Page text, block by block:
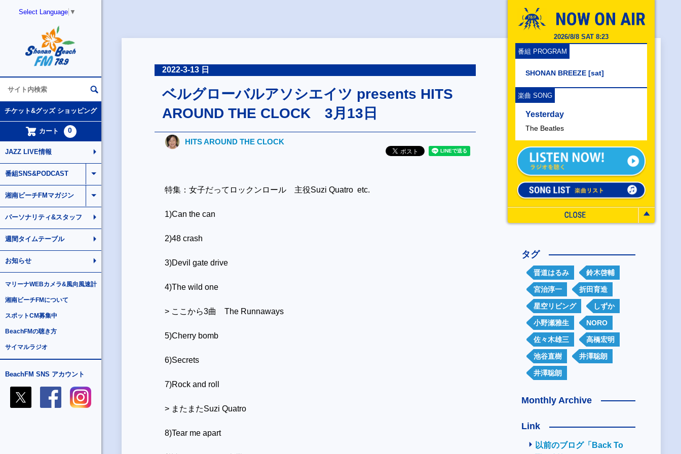
Select Language ▼
2026/8/8 SAT 8:23
番組 PROGRAM
SHONAN BREEZE [sat]
楽曲 SONG
Yesterday
The Beatles
チケット&グッズ ショッピング
カート 0
JAZZ LIVE情報
番組SNS&PODCAST
湘南ビーチFMマガジン
パーソナリティ&スタッフ
週間タイムテーブル
お知らせ
マリーナWEBカメラ&風向風速計
湘南ビーチFMについて
スポットCM募集中
BeachFMの聴き方
サイマルラジオ
BeachFM SNS アカウント
2022-3-13 日
ベルグローバルアソシエイツ presents HITS
AROUND THE CLOCK 3月13日
HITS AROUND THE CLOCK
特集： 女子だってロックンロール 主役Suzi Quatro etc.
1)Can the can
2)48 crash
3)Devil gate drive
4)The wild one
> ここから3曲 The Runnaways
5)Cherry bomb
6)Secrets
7)Rock and roll
> またまたSuzi Quatro
8)Tear me apart
タグ
晋道はるみ 鈴木啓輔
宮治淳一 折田育造
星空リビング しずか
小野瀬雅生 NORO
佐々木雄三 高橋宏明
池谷直樹 井澤聡朗
井澤聡朗
Monthly Archive
Link
以前のブログ「Back To